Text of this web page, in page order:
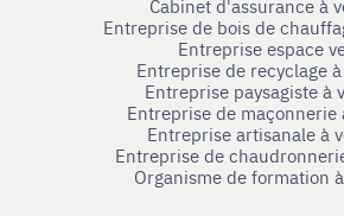
Cabinet d'assurance à
Entreprise de bois de
Entreprise espace
Entreprise de recyclage
Entreprise paysagiste à
Entreprise de maçonnerie
Entreprise artisanale à
Entreprise de
Organisme de formation